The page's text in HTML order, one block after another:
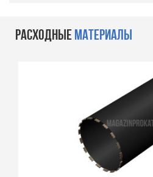
РАСХОДНЫЕ МАТЕРИАЛЫ